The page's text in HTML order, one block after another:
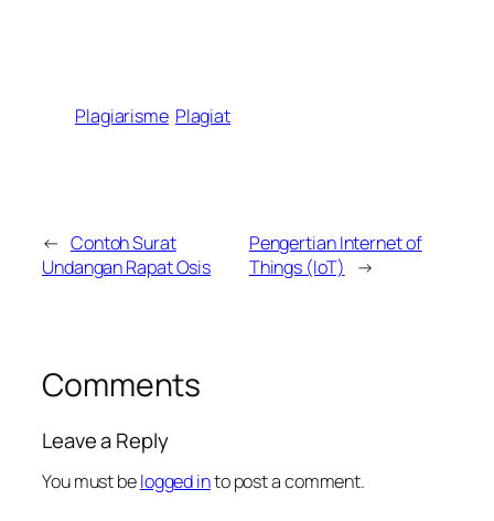
Plagiarisme Plagiat
← Contoh Surat
Undangan Rapat Osis
Pengertian Internet of
Things (IoT)
→
Comments
Leave a Reply
You must belogged into post a comment.